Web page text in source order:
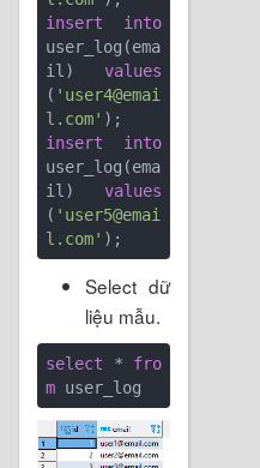
insert
into
user_log(ema
il) values
( 'user4@emai
l.com'
insert
into
user_log(ema
il) values
( 'user5@emai
l.com' );
Select dữ
liệu mẫu.
select * fro
m user_log